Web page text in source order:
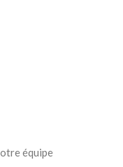
équipe